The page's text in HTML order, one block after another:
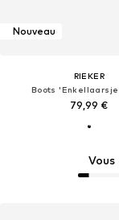
Nouveau
RIEKER
Boots
79,99 €